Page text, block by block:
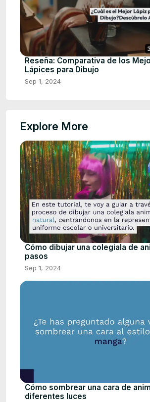
Reseña: Comparativa de los
Lápices para Dibujo
Sep 1, 2024
Explore More
Cómo dibujar una colegiala de
pasos
Sep 1, 2024
Cómo sombrear una cara de
diferentes luces